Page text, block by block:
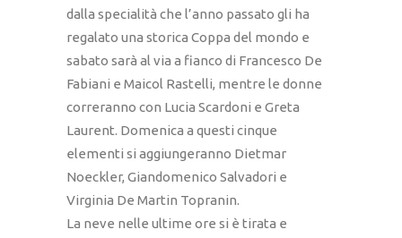
dalla specialità che l’anno passato gli ha
regalato una storica Coppa del mondo e
sabato sarà al via a fianco di Francesco De
Fabiani e Maicol Rastelli, mentre le donne
correranno con Lucia Scardoni e Greta
Laurent. Domenica a questi cinque
elementi si aggiungeranno Dietmar
Noeckler, Giandomenico Salvadori e
Virginia De Martin Topranin.
La neve nelle ultime ore si è tirata e